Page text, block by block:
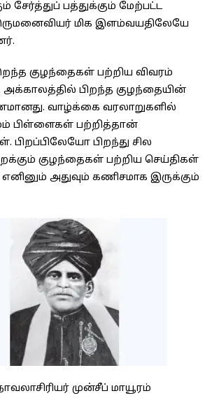
சேர்த்துப் பத்துக்கும் மேற்பட்ட
மிக இளம்வயதிலேயே
குழந்தைகள் பற்றிய விவரம்
அக்காலத்தில் பிறந்த குழந்தையின்
வாழ்க்கை வரலாறுகளில்
பிள்ளைகள் பற்றித்தான்
பிறப்பிலேயோ பிறந்து சில
குழந்தைகள் பற்றிய செய்திகள்
அதுவும் கணிசமாக இருக்கும்
முன்சீப் மாயூரம்